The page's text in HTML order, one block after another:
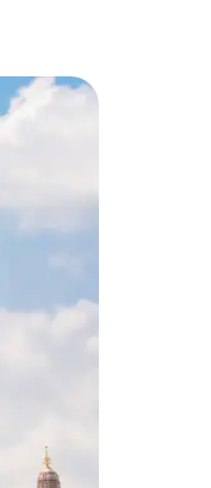
ができます。